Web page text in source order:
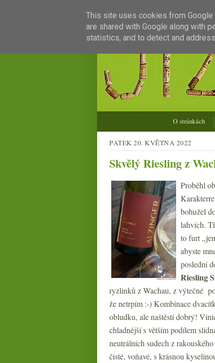
O stránkách
PÁTEK 20. KVĚTNA 2022
Skvělý Riesling z
Proběhl
bohužel
lahvích.
to furt
abyste
poslední
Riesling
ryzlinků z Wachau, z výtečné
že netrpím :-) Kombinace
obludku, ale naštěstí dobrý!
chladnější s větším podílem
neutrálních sudech z
čisté, voňavé, s krásnou
This site uses cookies from
are shared with Google along with
statistics, and to detect and